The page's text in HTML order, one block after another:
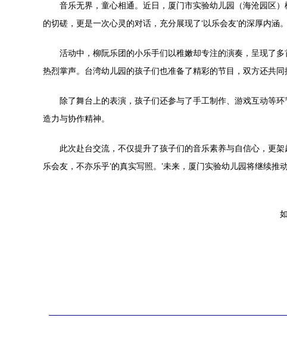
音乐无界，童心相通。近日，厦门市实验幼儿园（海沧园区
的切磋，更是一次心灵的对话，充分展现了‘以乐会友’的深厚内涵。
活动中，柳阮乐团的小乐手们以稚嫩却专注的演奏，呈现了
热烈掌声。台湾幼儿园的孩子们也准备了精彩的节目，双方还共
除了舞台上的表演，孩子们还参与了手工制作、游戏互动等
造力与协作精神。
此次赴台交流，不仅提升了孩子们的音乐素养与自信心，更
乐会友，不亦乐乎’的真实写照。’未来，厦门实验幼儿园将继续推